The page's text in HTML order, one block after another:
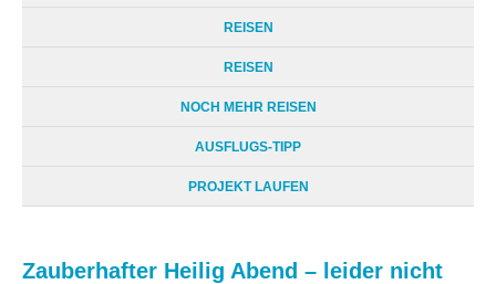
REISEN
REISEN
NOCH MEHR REISEN
AUSFLUGS-TIPP
PROJEKT LAUFEN
Zauberhafter Heilig Abend – leider nicht